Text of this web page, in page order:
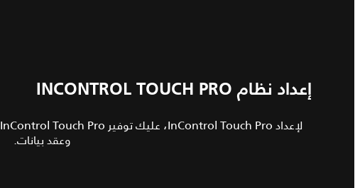
إعداد نظام INCONTROL TOUCH PRO
لإعداد InControl Touch Pro، عليك توفير InControl Touch Pro
وعقد بيانات.